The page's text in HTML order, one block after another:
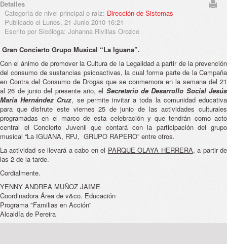
Detalles
Categoría de nivel principal o raíz: Dirección de Sistemas
Publicado el Lunes, 21 Junio 2010 16:21
Escrito por Sicóloga: Johanna Rivillas Orozco
Gran Concierto Grupo Musical “La Iguana”.
Con el ánimo de promover la Cultura de la Legalidad a partir de la prevención
del consumo de sustancias psicoactivas, la cual forma parte de la Campaña
en Contra del Consumo de Drogas que se conmemora en la semana del 21
al 26 de junio del presente año, el Secretario de Desarrollo Social Jesús
María Hernández Cruz, se permite invitar a toda la comunidad educativa
para que disfrute este viernes 25 de junio de las actividades culturales
programadas en el marco de esta celebración y que tendrán como acto
central el Concierto Juvenil que contará con la participación del grupo
musical “La IGUANA, RPJ, GRUPO RAPERO” entre otros.
La actividad se llevará a cabo en el PARQUE OLAYA HERRERA, a partir de
las 2 de la tarde.
Cordialmente.
YENNY ANDREA MUÑOZ JAIME
Coordinadora Área de v&co. Educación
Programa "Familias en Acción"
Alcaldía de Pereira